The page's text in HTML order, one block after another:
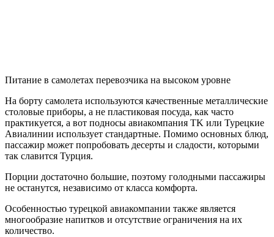
Питание в самолетах перевозчика на высоком уровне
На борту самолета используются качественные металлические
столовые приборы, а не пластиковая посуда, как часто
практикуется, а вот подносы авиакомпания TK или Турецкие
Авиалинии использует стандартные. Помимо основных блюд,
пассажир может попробовать десерты и сладости, которыми
так славится Турция.
Порции достаточно большие, поэтому голодными пассажиры
не останутся, независимо от класса комфорта.
Особенностью турецкой авиакомпании также является
многообразие напитков и отсутствие ограничения на их
количество.